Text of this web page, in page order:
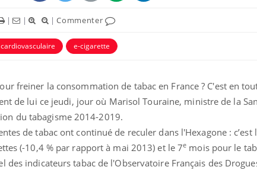
| | |Commenter
e-cigarette
freiner la consommation de tabac en France ? C'est en
de lui ce jeudi, jour où Marisol Touraine, ministre de la
du tabagisme 2014-2019.
de tabac ont continué de reculer dans l'Hexagone : c’est
(-10,4 % par rapport à mai 2013) et le 7e mois pour le
des indicateurs tabac de l'Observatoire Français des
Grossesse à risque : ce jus
naturel attire l'attention
des chercheurs